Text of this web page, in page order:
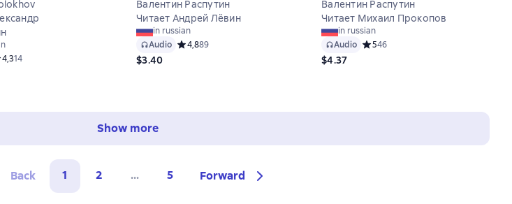
рейтинг 4,3 на основе 14 оценок
4,314
Валентин Распутин
Читает Андрей Лёвин
in russian
Audio Средний рейтинг 4,8 на основе 89 оценок
4,889
$3.40
Валентин Распутин
Читает Михаил Прокопов
in russian
Audio Средний рейтинг 5 на основе 46
546
$4.37
Show more
Back 1 2 ... 5 Forward